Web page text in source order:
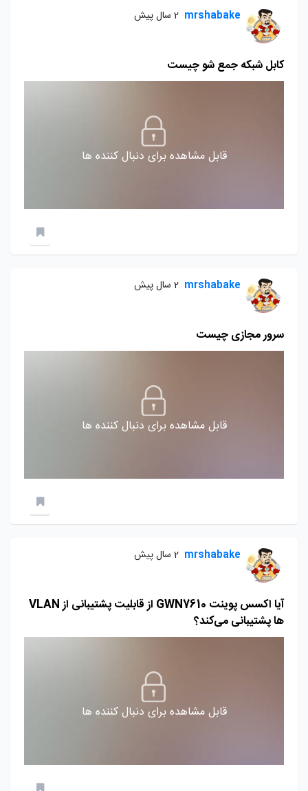
mrshabake 2 سال پیش
کابل شبکه جمع شو چیست
قابل مشاهده برای دنبال کننده ها
mrshabake 2 سال پیش
سرور مجازی چیست
قابل مشاهده برای دنبال کننده ها
mrshabake 2 سال پیش
آیا اکسس پوینت GWN7610 از قابلیت پشتیبانی از VLAN
ها پشتیبانی می‌کند؟
قابل مشاهده برای دنبال کننده ها